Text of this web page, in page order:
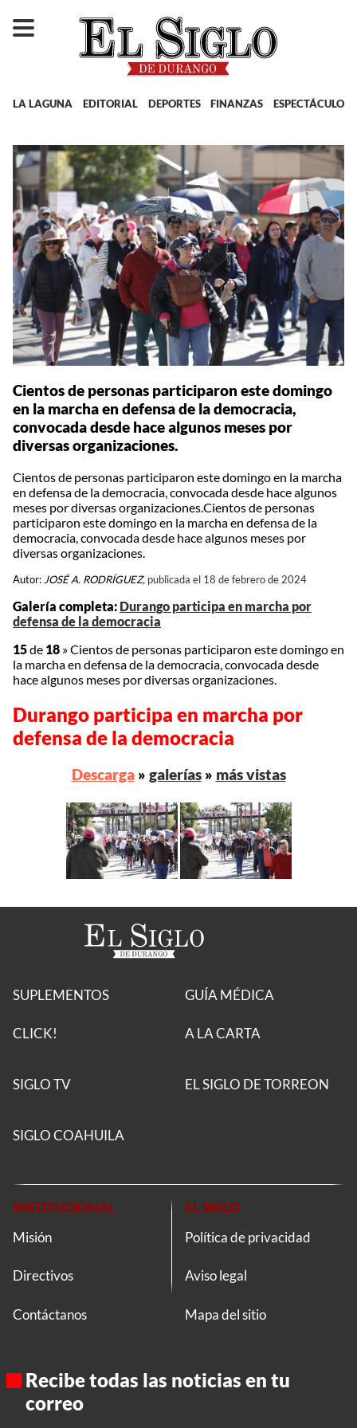
LA LAGUNA EDITORIAL DEPORTES FINANZAS ESPECTÁCULOS
Cientos de personas participaron este domingo
en la marcha en defensa de la democracia,
convocada desde hace algunos meses por
diversas organizaciones.
Cientos de personas participaron este domingo en la marcha
en defensa de la democracia, convocada desde hace algunos
meses por diversas organizaciones.Cientos de personas
participaron este domingo en la marcha en defensa de la
democracia, convocada desde hace algunos meses por
diversas organizaciones.
Autor:JOSÉ A. RODRÍGUEZ, publicada el 18 de febrero de 2024
Galería completa: Durango participa en marcha por
defensa de la democracia
15de 18 »Cientos de personas participaron este domingo en
la marcha en defensa de la democracia, convocada desde
hace algunos meses por diversas organizaciones.
Durango participa en marcha por
defensa de la democracia
Descarga» galerías» más vistas
SUPLEMENTOS
CLICK!
GUÍA MÉDICA
A LA CARTA
SIGLO TV EL SIGLO DE TORREON
SIGLO COAHUILA
INSTITUCIONAL
Misión
Directivos
Contáctanos
EL SIGLO
Política de privacidad
Aviso legal
Mapa del sitio
Recibe todas las noticias en tu
correo